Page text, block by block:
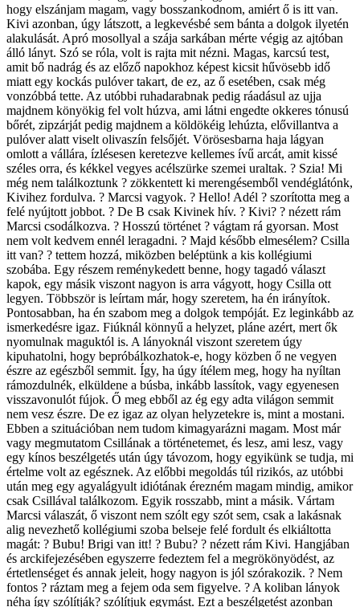
hogy elszánjam magam, vagy bosszankodnom, amiért ő is itt van.
Kivi azonban, úgy látszott, a legkevésbé sem bánta a dolgok ilyetén
alakulását. Apró mosollyal a szája sarkában mérte végig az ajtóban
álló lányt. Szó se róla, volt is rajta mit nézni. Magas, karcsú test,
amit bő nadrág és az előző napokhoz képest kicsit hűvösebb idő
miatt egy kockás pulóver takart, de ez, az ő esetében, csak még
vonzóbbá tette. Az utóbbi ruhadarabnak pedig ráadásul az ujja
majdnem könyökig fel volt húzva, ami látni engedte okkeres tónusú
bőrét, zipzárját pedig majdnem a köldökéig lehúzta, elővillantva a
pulóver alatt viselt olivaszín felsőjét. Vörösesbarna haja lágyan
omlott a vállára, ízlésesen keretezve kellemes ívű arcát, amit kissé
széles orra, és kékkel vegyes acélszürke szemei uraltak. ? Szia! Mi
még nem találkoztunk ? zökkentett ki merengésemből vendéglátónk,
Kivihez fordulva. ? Marcsi vagyok. ? Hello! Adél ? szorította meg a
felé nyújtott jobbot. ? De B csak Kivinek hív. ? Kivi? ? nézett rám
Marcsi csodálkozva. ? Hosszú történet ? vágtam rá gyorsan. Most
nem volt kedvem ennél leragadni. ? Majd később elmesélem? Csilla
itt van? ? tettem hozzá, miközben beléptünk a kis kollégiumi
szobába. Egy részem reménykedett benne, hogy tagadó választ
kapok, egy másik viszont nagyon is arra vágyott, hogy Csilla ott
legyen. Többször is leírtam már, hogy szeretem, ha én irányítok.
Pontosabban, ha én szabom meg a dolgok tempóját. Ez leginkább az
ismerkedésre igaz. Fiúknál könnyű a helyzet, pláne azért, mert ők
nyomulnak maguktól is. A lányoknál viszont szeretem úgy
kipuhatolni, hogy bepróbálkozhatok-e, hogy közben ő ne vegyen
észre az egészből semmit. Így, ha úgy ítélem meg, hogy ha nyíltan
rámozdulnék, elküldene a búsba, inkább lassítok, vagy egyenesen
visszavonulót fújok. Ő meg ebből az ég egy adta világon semmit
nem vesz észre. De ez igaz az olyan helyzetekre is, mint a mostani.
Ebben a szituációban nem tudom kimagyarázni magam. Most már
vagy megmutatom Csillának a történetemet, és lesz, ami lesz, vagy
egy kínos beszélgetés után úgy távozom, hogy egyikünk se tudja, mi
értelme volt az egésznek. Az előbbi megoldás túl rizikós, az utóbbi
után meg egy agyalágyult idiótának érezném magam mindig, amikor
csak Csillával találkozom. Egyik rosszabb, mint a másik. Vártam
Marcsi válaszát, ő viszont nem szólt egy szót sem, csak a lakásnak
alig nevezhető kollégiumi szoba belseje felé fordult és elkiáltotta
magát: ? Bubu! Brigi van itt! ? Bubu? ? nézett rám Kivi. Hangjában
és arckifejezésében egyszerre fedeztem fel a megrökönyödést, az
értetlenséget és annak jeleit, hogy nagyon is jól szórakozik. ? Nem
fontos ? ráztam meg a fejem oda sem figyelve. ? A koliban lányok
néha így szólítják? szólítjuk egymást. Ezt a beszélgetést azonban